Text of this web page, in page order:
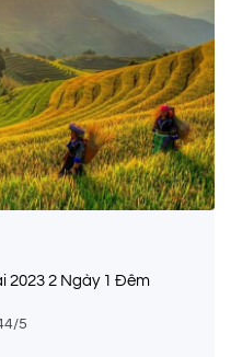
2023 2 Ngày 1 Đêm
/5